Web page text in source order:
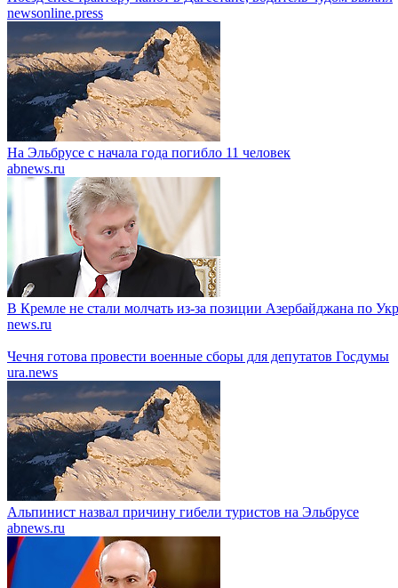
newsonline.press
На Эльбрусе с начала года погибло 11 человек
abnews.ru
В Кремле не стали молчать из-за позиции Азербайджана по
news.ru
Чечня готова провести военные сборы для депутатов Госдумы
ura.news
Альпинист назвал причину гибели туристов на Эльбрусе
abnews.ru